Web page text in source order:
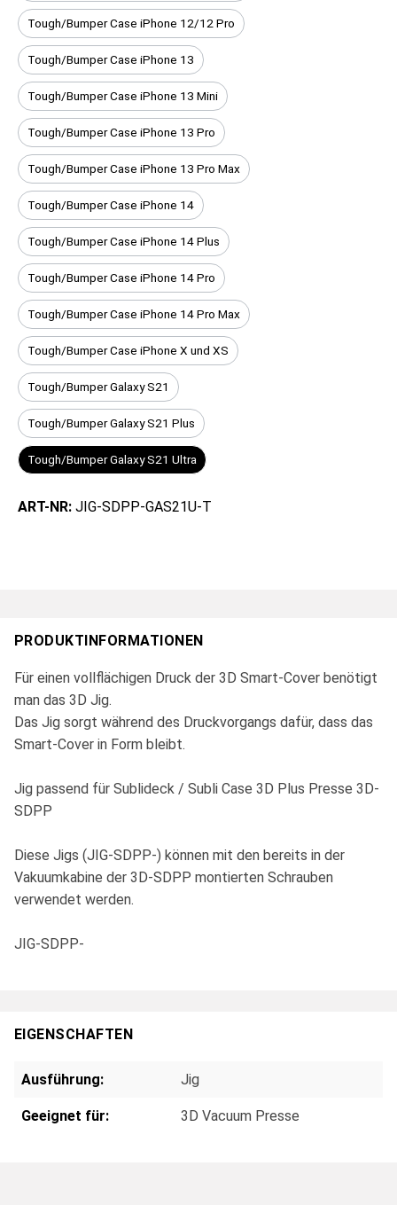
Tough/Bumper Case iPhone 12/12 Pro
Tough/Bumper Case iPhone 13
Tough/Bumper Case iPhone 13 Mini
Tough/Bumper Case iPhone 13 Pro
Tough/Bumper Case iPhone 13 Pro Max
Tough/Bumper Case iPhone 14
Tough/Bumper Case iPhone 14 Plus
Tough/Bumper Case iPhone 14 Pro
Tough/Bumper Case iPhone 14 Pro Max
Tough/Bumper Case iPhone X und XS
Tough/Bumper Galaxy S21
Tough/Bumper Galaxy S21 Plus
Tough/Bumper Galaxy S21 Ultra
ART-NR: JIG-SDPP-GAS21U-T
PRODUKTINFORMATIONEN
Für einen vollflächigen Druck der 3D Smart-Cover benötigt
man das 3D Jig.
Das Jig sorgt während des Druckvorgangs dafür, dass das
Smart-Cover in Form bleibt.
Jig passend für Sublideck / Subli Case 3D Plus Presse 3D-
SDPP
Diese Jigs (JIG-SDPP-) können mit den bereits in der
Vakuumkabine der 3D-SDPP montierten Schrauben
verwendet werden.
JIG-SDPP-
EIGENSCHAFTEN
Ausführung: Jig
Geeignet für: 3D Vacuum Presse